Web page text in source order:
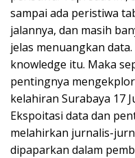
sampai ada peristiwa
jalannya, dan masih
jelas menuangkan
knowledge itu. Maka
pentingnya
kelahiran Surabaya 17
Ekspoitasi data dan
melahirkan jurnalis-
dipaparkan dalam